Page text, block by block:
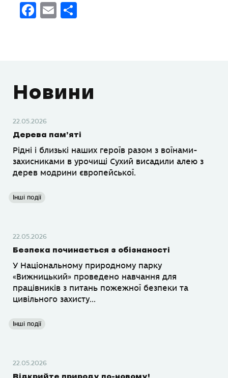
Facebook
Email
Новини
22.05.2026
Дерева пам’яті
Рідні і близькі наших героїв разом з воїнами-
захисниками в урочищі Сухий висадили алею з
дерев модрини європейської.
Інші події
22.05.2026
Безпека починається з обізнаності
У Національному природному парку
«Вижницький» проведено навчання для
працівників з питань пожежної безпеки та
цивільного захисту...
Інші події
22.05.2026